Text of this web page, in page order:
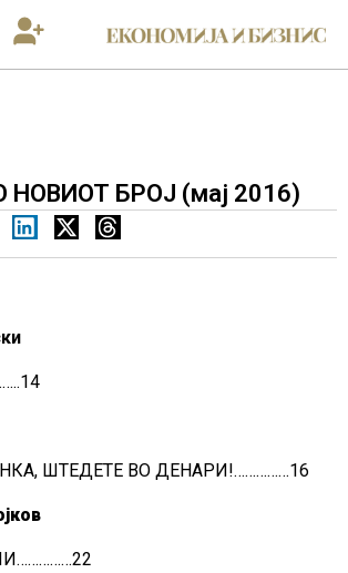
НОВИОТ БРОЈ (мај 2016)
ШТЕДЕТЕ ВО ДЕНАРИ!……………16